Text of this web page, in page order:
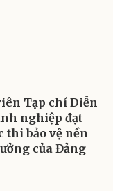
Tạp chí Diễn
nghiệp đạt
thi bảo vệ nền
của Đảng